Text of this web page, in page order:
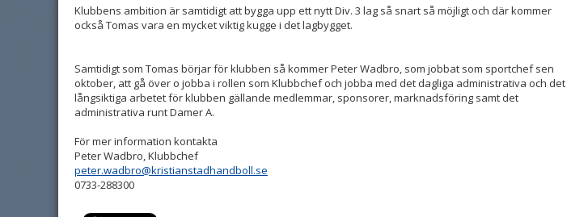
Klubbens ambition är samtidigt att bygga upp ett nytt Div. 3 lag så snart så möjligt och där kommer
också Tomas vara en mycket viktig kugge i det lagbygget.
Samtidigt som Tomas börjar för klubben så kommer Peter Wadbro, som jobbat som sportchef sen
oktober, att gå över o jobba i rollen som Klubbchef och jobba med det dagliga administrativa och det
långsiktiga arbetet för klubben gällande medlemmar, sponsorer, marknadsföring samt det
administrativa runt Damer A.
För mer information kontakta
Peter Wadbro, Klubbchef
peter.wadbro@kristianstadhandboll.se
0733-288300